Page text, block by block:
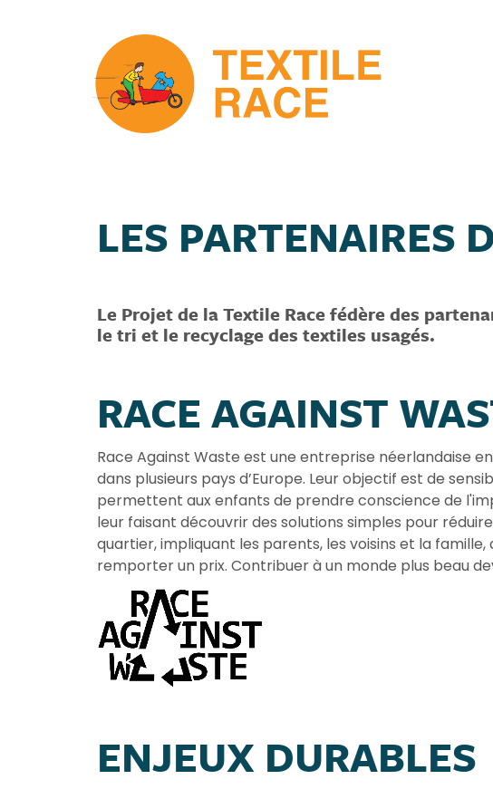
LES PARTENAIRES
Le Projet de la Textile Race fédère des
le tri et le recyclage des textiles usagés.
RACE AGAINST
Race Against Waste est une entreprise néerlandaise
dans plusieurs pays d’Europe. Leur objectif est de
permettent aux enfants de prendre conscience de
leur faisant découvrir des solutions simples pour
quartier, impliquant les parents, les voisins et la
remporter un prix. Contribuer à un monde plus beau
ENJEUX DURABLES